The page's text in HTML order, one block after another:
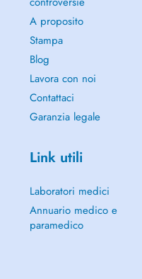
A proposito
Stampa
Blog
Lavora con noi
Contattaci
Garanzia legale
Link utili
Laboratori medici
Annuario medico e
paramedico